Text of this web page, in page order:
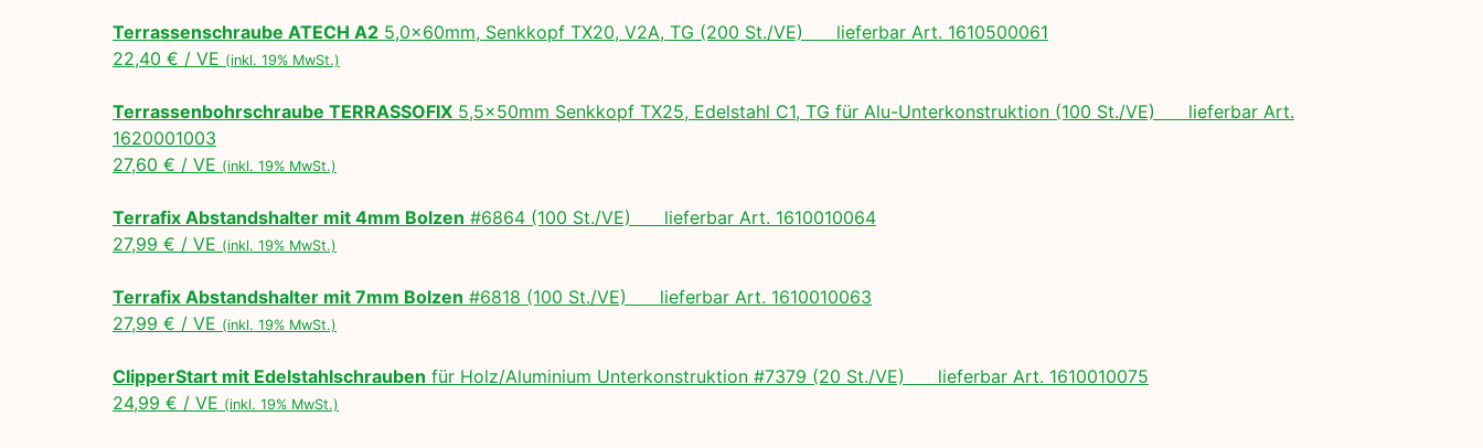
Terrassenschraube ATECH A2 5,0x60mm, Senkkopf TX20, V2A, TG (200 St./VE) lieferbar Art. 1610500061
22,40 € / VE (inkl. 19% MwSt.)
Terrassenbohrschraube TERRASSOFIX 5,5x50mm Senkkopf TX25, Edelstahl C1, TG für Alu-Unterkonstruktion (100 St./VE) lieferbar Art.
1620001003
27,60 € / VE (inkl. 19% MwSt.)
Terrafix Abstandshalter mit 4mm Bolzen #6864 (100 St./VE) lieferbar Art. 1610010064
27,99 € / VE (inkl. 19% MwSt.)
Terrafix Abstandshalter mit 7mm Bolzen #6818 (100 St./VE) lieferbar Art. 1610010063
27,99 € / VE (inkl. 19% MwSt.)
ClipperStart mit Edelstahlschrauben für Holz/Aluminium Unterkonstruktion #7379 (20 St./VE) lieferbar Art. 1610010075
24,99 € / VE (inkl. 19% MwSt.)